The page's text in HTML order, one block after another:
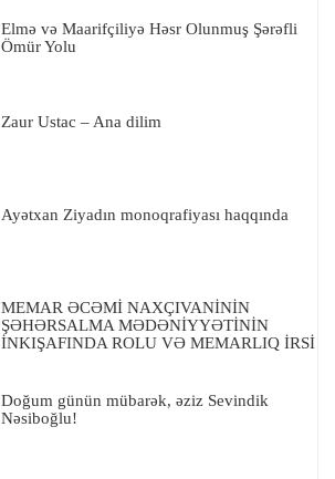
Elmə və Maarifçiliyə Həsr Olunmuş Şərəfli
Ömür Yolu
Zaur Ustac – Ana dilim
Ayətxan Ziyadın monoqrafiyası haqqında
MEMAR ƏCƏMİ NAXÇIVANİNİN
ŞƏHƏRSALMA MƏDƏNİYYƏTİNİN
İNKIŞAFINDA ROLU VƏ MEMARLIQ İRSİ
Doğum günün mübarək, əziz Sevindik
Nəsiboğlu!